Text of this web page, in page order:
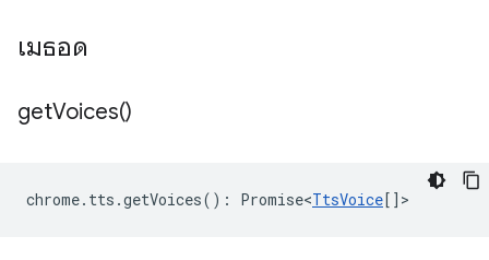
เมธอด
getVoices()
chrome. tts .getVoices() : Promise<TtsVoice[] >